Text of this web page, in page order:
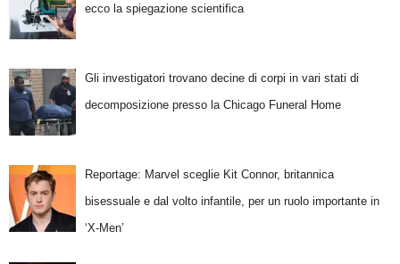
ecco la spiegazione scientifica
Gli investigatori trovano decine di corpi in vari stati di
decomposizione presso la Chicago Funeral Home
Reportage: Marvel sceglie Kit Connor, britannica
bisessuale e dal volto infantile, per un ruolo importante in
‘X-Men’